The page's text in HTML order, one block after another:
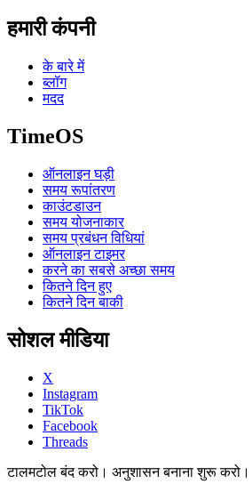
हमारी कंपनी
के बारे में
ब्लॉग
मदद
TimeOS
ऑनलाइन घड़ी
समय रूपांतरण
काउंटडाउन
समय योजनाकार
समय प्रबंधन विधियां
ऑनलाइन टाइमर
करने का सबसे अच्छा समय
कितने दिन हुए
कितने दिन बाकी
सोशल मीडिया
X
Instagram
TikTok
Facebook
Threads
टालमटोल बंद करो। अनुशासन बनाना शुरू करो।